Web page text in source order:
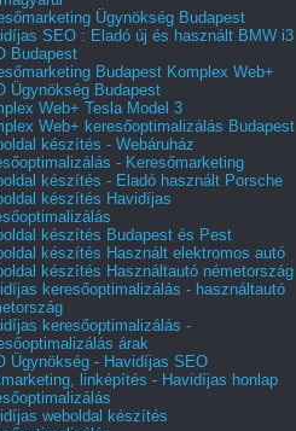
Ügynökség Budapest
SEO : Eladó új és használt BMW i3
Budapest
Budapest Komplex Web+
Ügynökség Budapest
Web+ Tesla Model 3
Web+ keresőoptimalizálás Budapest
készítés - Webáruház
- Keresőmarketing
készítés - Eladó használt Porsche
készítés Havidíjas
készítés Budapest és Pest
készítés Használt elektromos autó
készítés Használtautó németország
keresőoptimalizálás - használtautó
keresőoptimalizálás -
árak
Ügynökség - Havidíjas SEO
linképítés - Havidíjas honlap
weboldal készítés